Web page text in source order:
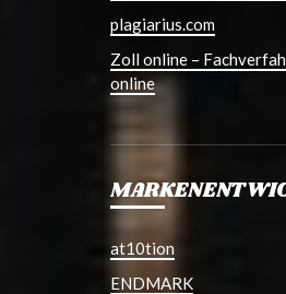
plagiarius.com
Zoll online –
online
at10tion
ENDMARK